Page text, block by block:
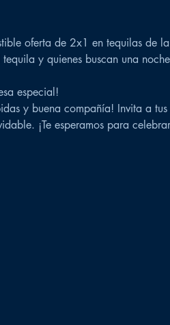
oferta de 2x1 en tequilas de
y quienes buscan una
especial!
y buena compañía! Invita a
¡Te esperamos para